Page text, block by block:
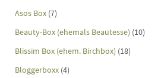
Asos Box (7)
Beauty-Box (ehemals Beautesse) (10)
Blissim Box (ehem. Birchbox) (18)
Bloggerboxx (4)